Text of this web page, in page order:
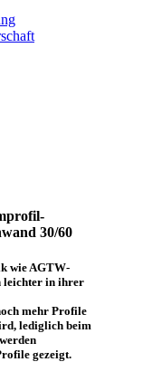
30/60
wie AGTW-
leichter in ihrer
mehr Profile
lediglich beim
gezeigt.